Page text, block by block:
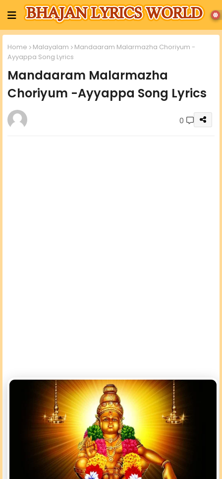
Home Malayalam
Mandaaram Malarmazha Choriyum -
Ayyappa Song Lyrics
Mandaaram Malarmazha
Choriyum -Ayyappa Song Lyrics
0